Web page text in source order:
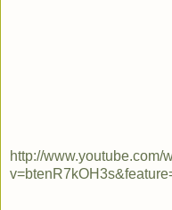
http://www.youtube.com/